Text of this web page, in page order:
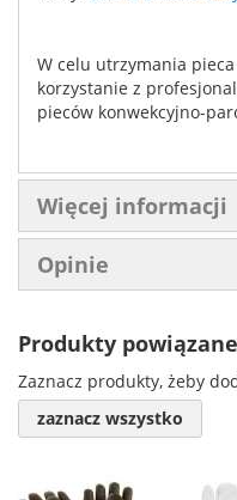
W celu utrzymania
korzystanie z
pieców konwekcyjno-
Więcej informacji
Opinie
Produkty powiązane
Zaznacz produkty, żeby
zaznacz wszystko